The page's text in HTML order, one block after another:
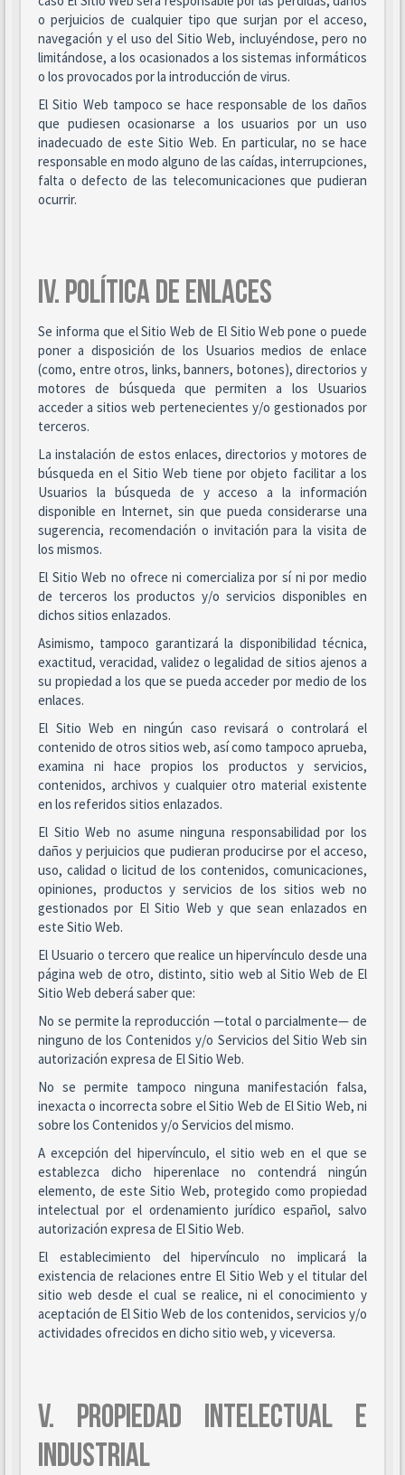
o perjuicios de cualquier tipo que surjan por el acceso,
navegación y el uso del Sitio Web, incluyéndose, pero no
limitándose, a los ocasionados a los sistemas informáticos
o los provocados por la introducción de virus.
El Sitio Web tampoco se hace responsable de los daños
que pudiesen ocasionarse a los usuarios por un uso
inadecuado de este Sitio Web. En particular, no se hace
responsable en modo alguno de las caídas, interrupciones,
falta o defecto de las telecomunicaciones que pudieran
ocurrir.
IV. POLÍTICA DE ENLACES
Se informa que el Sitio Web de El Sitio Web pone o puede
poner a disposición de los Usuarios medios de enlace
(como, entre otros, links, banners, botones), directorios y
motores de búsqueda que permiten a los Usuarios
acceder a sitios web pertenecientes y/o gestionados por
terceros.
La instalación de estos enlaces, directorios y motores de
búsqueda en el Sitio Web tiene por objeto facilitar a los
Usuarios la búsqueda de y acceso a la información
disponible en Internet, sin que pueda considerarse una
sugerencia, recomendación o invitación para la visita de
los mismos.
El Sitio Web no ofrece ni comercializa por sí ni por medio
de terceros los productos y/o servicios disponibles en
dichos sitios enlazados.
Asimismo, tampoco garantizará la disponibilidad técnica,
exactitud, veracidad, validez o legalidad de sitios ajenos a
su propiedad a los que se pueda acceder por medio de los
enlaces.
El Sitio Web en ningún caso revisará o controlará el
contenido de otros sitios web, así como tampoco aprueba,
examina ni hace propios los productos y servicios,
contenidos, archivos y cualquier otro material existente
en los referidos sitios enlazados.
El Sitio Web no asume ninguna responsabilidad por los
daños y perjuicios que pudieran producirse por el acceso,
uso, calidad o licitud de los contenidos, comunicaciones,
opiniones, productos y servicios de los sitios web no
gestionados por El Sitio Web y que sean enlazados en
este Sitio Web.
El Usuario o tercero que realice un hipervínculo desde una
página web de otro, distinto, sitio web al Sitio Web de El
Sitio Web deberá saber que:
No se permite la reproducción —total o parcialmente— de
ninguno de los Contenidos y/o Servicios del Sitio Web sin
autorización expresa de El Sitio Web.
No se permite tampoco ninguna manifestación falsa,
inexacta o incorrecta sobre el Sitio Web de El Sitio Web, ni
sobre los Contenidos y/o Servicios del mismo.
A excepción del hipervínculo, el sitio web en el que se
establezca dicho hiperenlace no contendrá ningún
elemento, de este Sitio Web, protegido como propiedad
intelectual por el ordenamiento jurídico español, salvo
autorización expresa de El Sitio Web.
El establecimiento del hipervínculo no implicará la
existencia de relaciones entre El Sitio Web y el titular del
sitio web desde el cual se realice, ni el conocimiento y
aceptación de El Sitio Web de los contenidos, servicios y/o
actividades ofrecidos en dicho sitio web, y viceversa.
V. PROPIEDAD INTELECTUAL E
INDUSTRIAL